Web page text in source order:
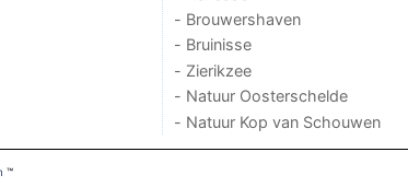
- Brouwershaven
- Bruinisse
- Zierikzee
- Natuur Oosterschelde
- Natuur Kop van Schouwen
™